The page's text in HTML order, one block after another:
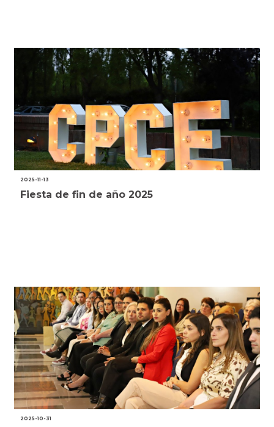
2025-11-13
Fiesta de fin de año 2025
2025-10-31